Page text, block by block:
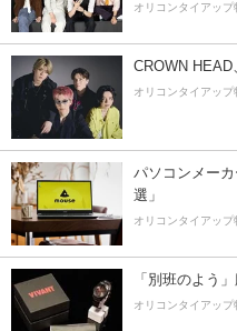
オリコンタイアップ
CROWN HEAD
オリコンタイアップ
パソコンメー
選」
オリコンタイアップ
「別班のよう
オリコンタイアップ